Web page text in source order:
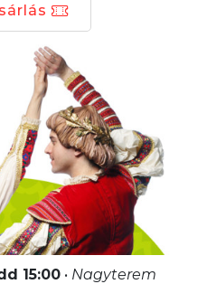
15:00• Nagyterem